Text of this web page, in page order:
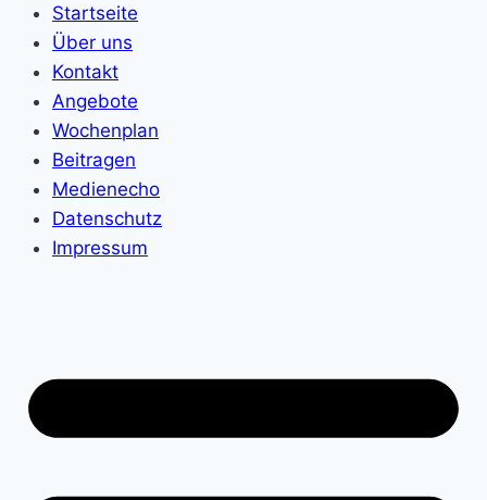
Startseite
Über uns
Kontakt
Angebote
Wochenplan
Beitragen
Medienecho
Datenschutz
Impressum